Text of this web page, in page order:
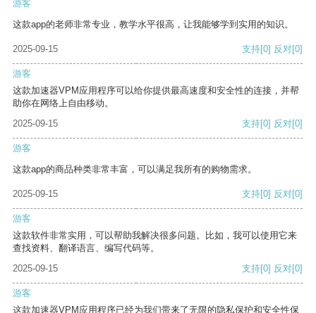
游客
这款app的老师非常专业，教学水平很高，让我能够学到实用的知识。
2025-09-15 支持[0] 反对[0]
游客
这款加速器VPM应用程序可以给你提供最高速度和安全性的连接，并帮
助你在网络上自由移动。
2025-09-15
支持[0] 反对[0]
游客
这款app的商品种类非常丰富，可以满足我所有的购物需求。
2025-09-15 支持[0] 反对[0]
游客
这款软件非常实用，可以帮助我解决很多问题。比如，我可以使用它来
查找资料、翻译语言、编写代码等。
2025-09-15
支持[0] 反对[0]
游客
这款加速器VPM应用程序已经为我们带来了无限的隐私保护和安全性保